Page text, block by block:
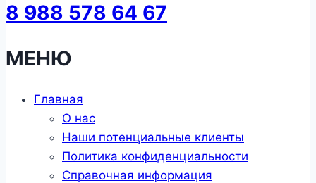
8 988 578 64 67
МЕНЮ
Главная
О нас
Наши потенциальные клиенты
Политика конфиденциальности
Справочная информация